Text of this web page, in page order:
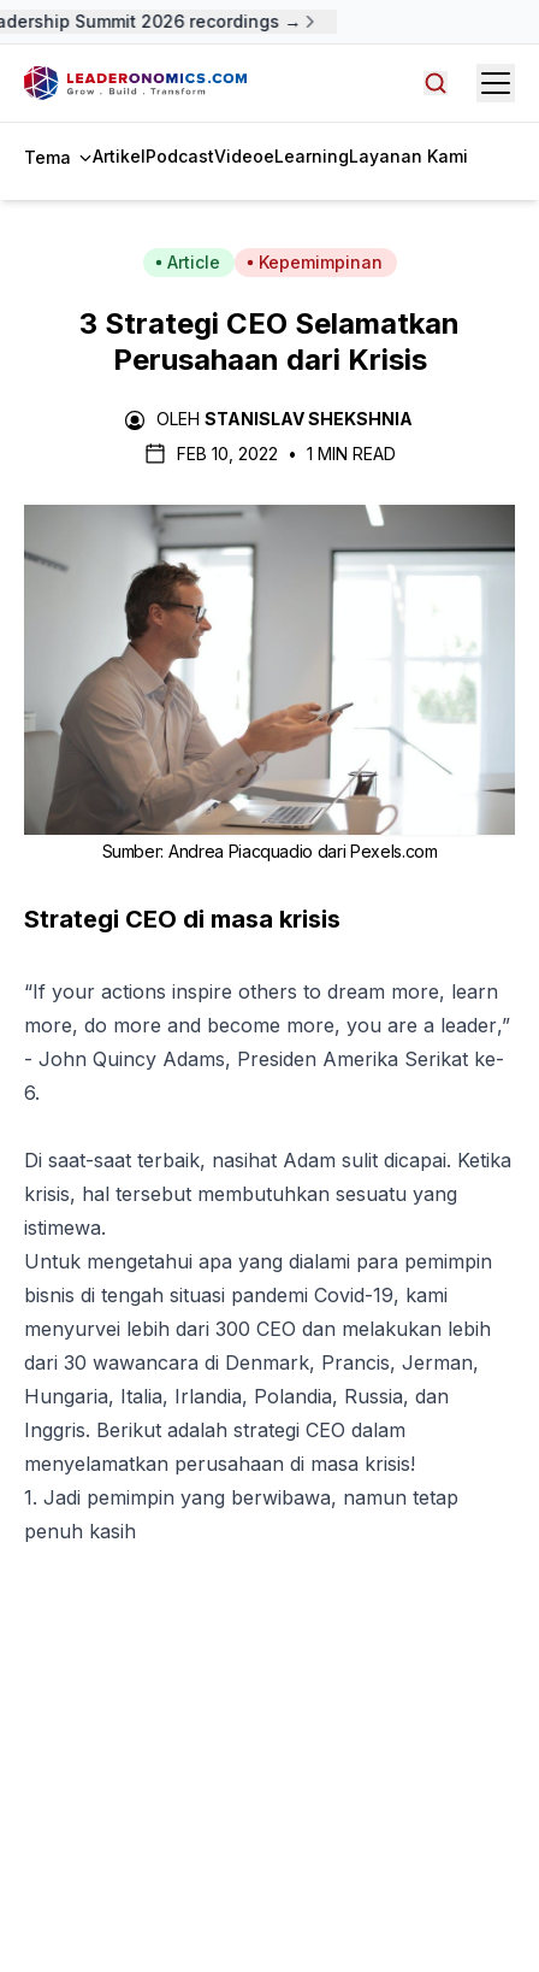
Summit 2026 recordings →
Tema ArtikelPodcastVideoeLearningLayanan Kami
Article Kepemimpinan
3 Strategi CEO Selamatkan
Perusahaan dari Krisis
OLEH STANISLAV SHEKSHNIA
FEB 10, 2022
• 1 MIN READ
Sumber: Andrea Piacquadio dari Pexels.com
Strategi CEO di masa krisis
“If your actions inspire others to dream more, learn
more, do more and become more, you are a leader,”
- John Quincy Adams, Presiden Amerika Serikat ke-
6.
Di saat-saat terbaik, nasihat Adam sulit dicapai. Ketika
krisis, hal tersebut membutuhkan sesuatu yang
istimewa.
Untuk mengetahui apa yang dialami para pemimpin
bisnis di tengah situasi pandemi Covid-19, kami
menyurvei lebih dari 300 CEO dan melakukan lebih
dari 30 wawancara di Denmark, Prancis, Jerman,
Hungaria, Italia, Irlandia, Polandia, Russia, dan
Inggris. Berikut adalah strategi CEO dalam
menyelamatkan perusahaan di masa krisis!
1. Jadi pemimpin yang berwibawa, namun tetap
penuh kasih